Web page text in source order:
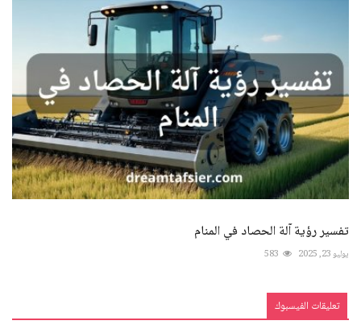
تفسير رؤية آلة الحصاد في المنام
يوليو 23, 2025 583
تعليقات الفيسبوك